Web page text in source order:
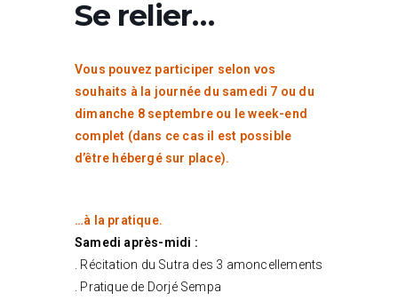
Se relier…
Vous pouvez participer selon vos
souhaits à la journée du samedi 7 ou du
dimanche 8 septembre ou le week-end
complet (dans ce cas il est possible
d’être hébergé sur place).
…à la pratique.
Samedi après-midi :
. Récitation du Sutra des 3 amoncellements
. Pratique de Dorjé Sempa